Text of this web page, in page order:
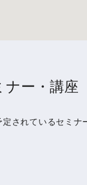
ナー・講座
されているセミナ